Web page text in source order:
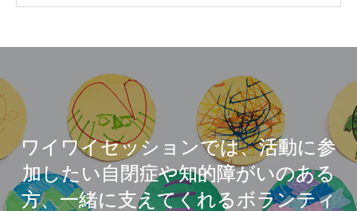
ワイワイセッションでは、活動に参
加したい自閉症や知的障がいのある
方、一緒に支えてくれるボランティ